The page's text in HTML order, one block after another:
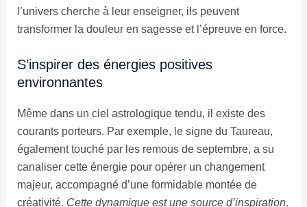
l’univers cherche à leur enseigner, ils peuvent
transformer la douleur en sagesse et l’épreuve en force.
S’inspirer des énergies positives
environnantes
Même dans un ciel astrologique tendu, il existe des
courants porteurs. Par exemple, le signe du Taureau,
également touché par les remous de septembre, a su
canaliser cette énergie pour opérer un changement
majeur, accompagné d’une formidable montée de
créativité. Cette dynamique est une source d’inspiration.